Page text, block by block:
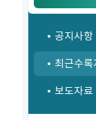
공지사항
최근수록
보도자료